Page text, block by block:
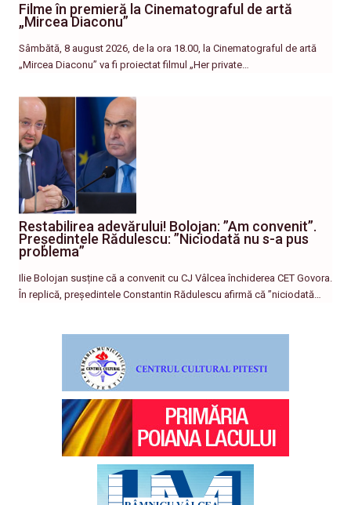
Filme în premieră la Cinematograful de artă
„Mircea Diaconu”
Sâmbătă, 8 august 2026, de la ora 18.00, la Cinematograful de artă
„Mircea Diaconu” va fi proiectat filmul „Her private…
Restabilirea adevărului! Bolojan: ”Am convenit”.
Președintele Rădulescu: ”Niciodată nu s-a pus
problema”
Ilie Bolojan susține că a convenit cu CJ Vâlcea închiderea CET Govora.
În replică, președintele Constantin Rădulescu afirmă că ”niciodată…